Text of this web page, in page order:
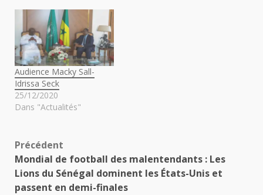
Audience Macky Sall-
Idrissa Seck
25/12/2020
Dans "Actualités"
Navigation
d’article
Précédent
Mondial de football des malentendants : Les
Lions du Sénégal dominent les États-Unis et
passent en demi-finales